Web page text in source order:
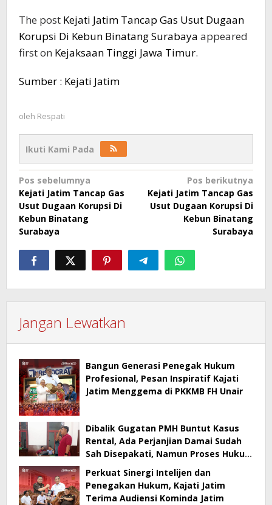
The post Kejati Jatim Tancap Gas Usut Dugaan
Korupsi Di Kebun Binatang Surabaya appeared
first on Kejaksaan Tinggi Jawa Timur.
Sumber : Kejati Jatim
oleh Respati
Ikuti Kami Pada
Navigasi
pos
Pos sebelumnya
Kejati Jatim Tancap Gas
Usut Dugaan Korupsi Di
Kebun Binatang
Surabaya
Pos berikutnya
Kejati Jatim Tancap Gas
Usut Dugaan Korupsi Di
Kebun Binatang
Surabaya
Jangan Lewatkan
Bangun Generasi Penegak Hukum
Profesional, Pesan Inspiratif Kajati
Jatim Menggema di PKKMB FH Unair
Dibalik Gugatan PMH Buntut Kasus
Rental, Ada Perjanjian Damai Sudah
Sah Disepakati, Namun Proses Hukum
Berlanjut
Perkuat Sinergi Intelijen dan
Penegakan Hukum, Kajati Jatim
Terima Audiensi Kominda Jatim